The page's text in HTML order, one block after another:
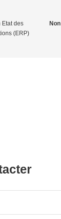
Etat des
(ERP)
Non